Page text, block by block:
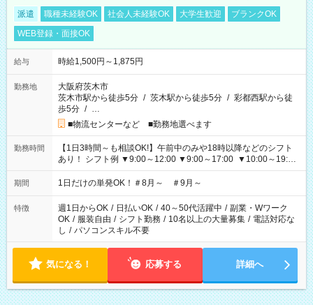
派遣 職種未経験OK 社会人未経験OK 大学生歓迎
ブランクOK
WEB登録・面接OK
給与 時給1,500円～1,875円
勤務地
大阪府茨木市
茨木市駅から徒歩5分 / 茨木駅から徒歩5分 / 彩都西駅から徒
歩5分 / …
■物流センターなど ■勤務地選べます
勤務時間
【1日3時間～も相談OK!】午前中のみや18時以降などのシフト
あり！ シフト例 ▼9:00～12:00 ▼9:00～17:00 ▼10:00～19:00
▼18:00～21:00
期間 1日だけの単発OK！＃8月～ ＃9月～
特徴 週1日からOK / 日払いOK / 40～50代活躍中 / 副業・Wワーク
OK / 服装自由 / シフト勤務 / 10名以上の大量募集 / 電話対応な
し / パソコンスキル不要
気になる！ 応募する 詳細へ